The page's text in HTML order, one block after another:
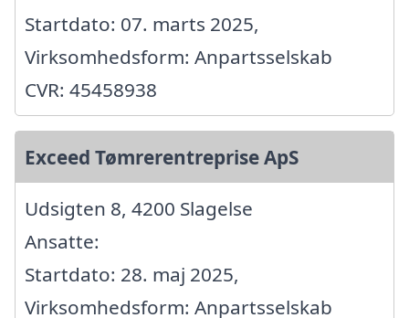
Startdato: 07. marts 2025,
Virksomhedsform: Anpartsselskab
CVR: 45458938
Exceed Tømrerentreprise ApS
Udsigten 8, 4200 Slagelse
Ansatte:
Startdato: 28. maj 2025,
Virksomhedsform: Anpartsselskab